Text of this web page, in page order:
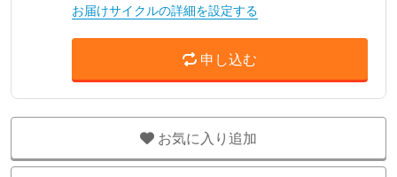
お届けサイクルの詳細を設定する
申し込む
お気に入り追加